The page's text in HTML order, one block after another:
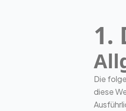
1.
Die
diese